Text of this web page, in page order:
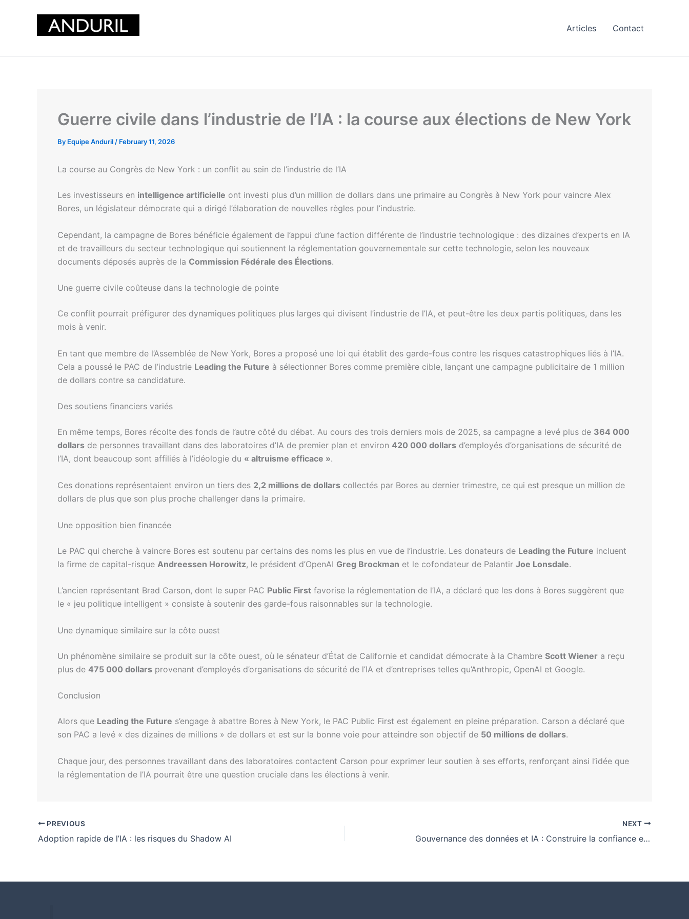
Articles Contact
Guerre civile dans l’industrie de l’IA : la course aux élections de New York
By Equipe Anduril / February 11, 2026
La course au Congrès de New York : un conflit au sein de l’industrie de l’IA
Les investisseurs en intelligence artificielle ont investi plus d’un million de dollars dans une primaire au Congrès à New York pour vaincre Alex
Bores, un législateur démocrate qui a dirigé l’élaboration de nouvelles règles pour l’industrie.
Cependant, la campagne de Bores bénéficie également de l’appui d’une faction différente de l’industrie technologique : des dizaines d’experts en IA
et de travailleurs du secteur technologique qui soutiennent la réglementation gouvernementale sur cette technologie, selon les nouveaux
documents déposés auprès de la Commission Fédérale des Élections.
Une guerre civile coûteuse dans la technologie de pointe
Ce conflit pourrait préfigurer des dynamiques politiques plus larges qui divisent l’industrie de l’IA, et peut-être les deux partis politiques, dans les
mois à venir.
En tant que membre de l’Assemblée de New York, Bores a proposé une loi qui établit des garde-fous contre les risques catastrophiques liés à l’IA.
Cela a poussé le PAC de l’industrie Leading the Future à sélectionner Bores comme première cible, lançant une campagne publicitaire de 1 million
de dollars contre sa candidature.
Des soutiens financiers variés
En même temps, Bores récolte des fonds de l’autre côté du débat. Au cours des trois derniers mois de 2025, sa campagne a levé plus de 364 000
dollars de personnes travaillant dans des laboratoires d’IA de premier plan et environ 420 000 dollars d’employés d’organisations de sécurité de
l’IA, dont beaucoup sont affiliés à l’idéologie du « altruisme efficace ».
Ces donations représentaient environ un tiers des 2,2 millions de dollars collectés par Bores au dernier trimestre, ce qui est presque un million de
dollars de plus que son plus proche challenger dans la primaire.
Une opposition bien financée
Le PAC qui cherche à vaincre Bores est soutenu par certains des noms les plus en vue de l’industrie. Les donateurs de Leading the Future incluent
la firme de capital-risque Andreessen Horowitz, le président d’OpenAI Greg Brockman et le cofondateur de Palantir Joe Lonsdale.
L’ancien représentant Brad Carson, dont le super PAC Public First favorise la réglementation de l’IA, a déclaré que les dons à Bores suggèrent que
le « jeu politique intelligent » consiste à soutenir des garde-fous raisonnables sur la technologie.
Une dynamique similaire sur la côte ouest
Un phénomène similaire se produit sur la côte ouest, où le sénateur d’État de Californie et candidat démocrate à la Chambre Scott Wiener a reçu
plus de 475 000 dollars provenant d’employés d’organisations de sécurité de l’IA et d’entreprises telles qu’Anthropic, OpenAI et Google.
Conclusion
Alors que Leading the Future s’engage à abattre Bores à New York, le PAC Public First est également en pleine préparation. Carson a déclaré que
son PAC a levé « des dizaines de millions » de dollars et est sur la bonne voie pour atteindre son objectif de 50 millions de dollars.
Chaque jour, des personnes travaillant dans des laboratoires contactent Carson pour exprimer leur soutien à ses efforts, renforçant ainsi l’idée que
la réglementation de l’IA pourrait être une question cruciale dans les élections à venir.
PREVIOUS
Adoption rapide de l’IA : les risques du Shadow AI
NEXT
Gouvernance des données et IA : Construire la confiance et la conformité